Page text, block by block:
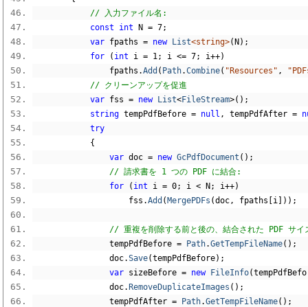
// 入力ファイル名:
const
int N = 7;
var fpaths = new List<string>( N );
for
( int i = 1; i <= 7; i++)
                fpaths
.Add ( Path.Combine( "Resources" ,
// クリーンアップを促進
var fss = new List<FileStream>();
string tempPdfBefore = null , tempPdfAfter =
try
{
var doc = new GcPdfDocument ();
// 請求書を 1 つの PDF に結合:
for
( int i = 0; i < N ; i++)
                    fss
.Add ( MergePDFs (doc, fpaths i ]));
// 重複を削除する前と後の、結合された PDF サイ
                tempPdfBefore
= Path.GetTempFileName();
                doc
.Save(tempPdfBefore);
var sizeBefore = new FileInfo(
                doc
. RemoveDuplicateImages ();
                tempPdfAfter
= Path.GetTempFileName();